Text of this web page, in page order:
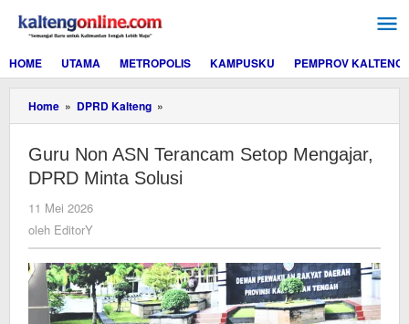
konten
HOME
UTAMA METROPOLIS KAMPUSKU PEMPROV KALTENG
Home » DPRD Kalteng »
Non
Terancam
Setop
Mengajar,
Guru Non ASN Terancam Setop Mengajar,
DPRD Minta Solusi
11 Mei 2026
oleh EditorY